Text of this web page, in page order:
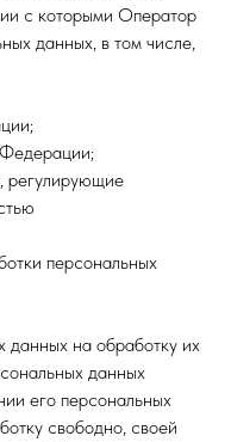
с которыми Оператор
данных, в том числе,
регулирующие
персональных
данных на обработку их
данных
его персональных
свободно, своей